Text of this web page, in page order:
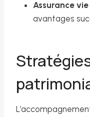
Assurance vie
avantages